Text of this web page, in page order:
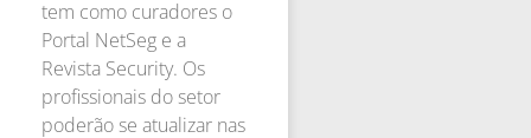
tem como curadores o
Portal NetSeg e a
Revista Security. Os
profissionais do setor
poderão se atualizar nas